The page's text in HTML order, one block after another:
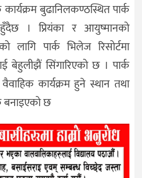
बुढानिलकण्ठस्थित पार्क
हुँदैछ । प्रियंका र आयुष्मानको
लागि पार्क भिलेज रिसोर्टमा
बेहुलीझैं सिंगारिएको छ । पार्क
कार्यक्रम हुने स्थान तथा
छ